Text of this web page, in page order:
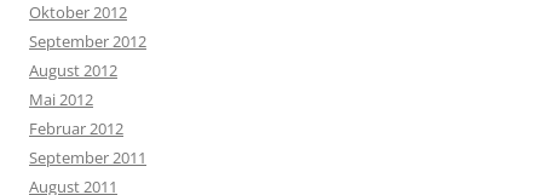
Oktober 2012
September 2012
August 2012
Mai 2012
Februar 2012
September 2011
August 2011